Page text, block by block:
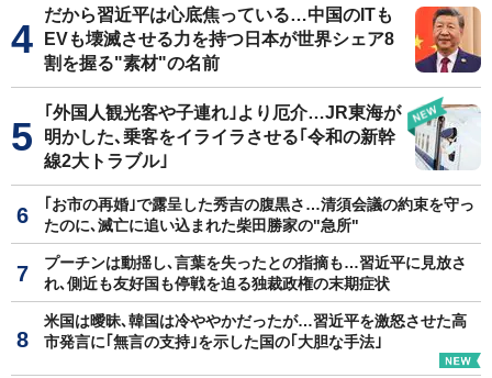
だから習近平は心底焦っている…中国のITも
EVも壊滅させる力を持つ日本が世界シェア8
割を握る"素材"の名前
｢外国人観光客や子連れ｣より厄介…JR東海が
明かした､乗客をイライラさせる｢令和の新幹
線2大トラブル｣
｢お市の再婚｣で露呈した秀吉の腹黒さ…清須会議の約束を守っ
たのに､滅亡に追い込まれた柴田勝家の"急所"
プーチンは動揺し､言葉を失ったとの指摘も…習近平に見放さ
れ､側近も友好国も停戦を迫る独裁政権の末期症状
米国は曖昧､韓国は冷ややかだったが…習近平を激怒させた高
市発言に｢無言の支持｣を示した国の｢大胆な手法｣